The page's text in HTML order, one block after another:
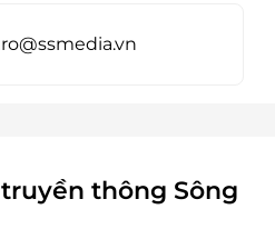
thông Sông